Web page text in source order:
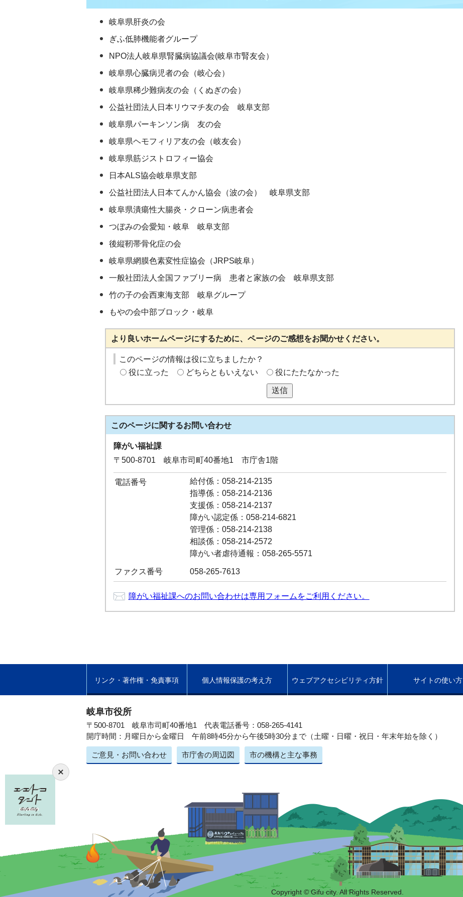
岐阜県肝炎の会
ぎふ低肺機能者グループ
NPO法人岐阜県腎臓病協議会(岐阜市腎友会）
岐阜県心臓病児者の会（岐心会）
岐阜県稀少難病友の会（くぬぎの会）
公益社団法人日本リウマチ友の会 岐阜支部
岐阜県パーキンソン病 友の会
岐阜県ヘモフィリア友の会（岐友会）
岐阜県筋ジストロフィー協会
日本ALS協会岐阜県支部
公益社団法人日本てんかん協会（波の会） 岐阜県支部
岐阜県潰瘍性大腸炎・クローン病患者会
つぼみの会愛知・岐阜 岐阜支部
後縦靭帯骨化症の会
岐阜県網膜色素変性症協会（JRPS岐阜）
一般社団法人全国ファブリー病 患者と家族の会 岐阜県支部
竹の子の会西東海支部 岐阜グループ
もやの会中部ブロック・岐阜
より良いホームページにするために、ページのご感想をお聞かせください。
このページの情報は役に立ちましたか？
役に立った
どちらともいえない 役にたたなかった
送信
このページに関するお問い合わせ
障がい福祉課
〒500-8701 岐阜市司町40番地1 市庁舎1階
電話番号
給付係：058-214-2135
指導係：058-214-2136
支援係：058-214-2137
障がい認定係：058-214-6821
管理係：058-214-2138
相談係：058-214-2572
障がい者虐待通報：058-265-5571
ファクス番号 058-265-7613
障がい福祉課へのお問い合わせは専用フォームをご利用ください。
リンク・著作権・免責事項 個人情報保護の考え方 ウェブアクセシビリティ方針 サイトの使い方
岐阜市役所
〒500-8701 岐阜市司町40番地1 代表電話番号：058-265-4141
開庁時間：月曜日から金曜日 午前8時45分から午後5時30分まで（土曜・日曜・祝日・年末年始を除く）
ご意見・お問い合わせ 市庁舎の周辺図 市の機構と主な事務
Copyright © Gifu city. All Rights Reserved.